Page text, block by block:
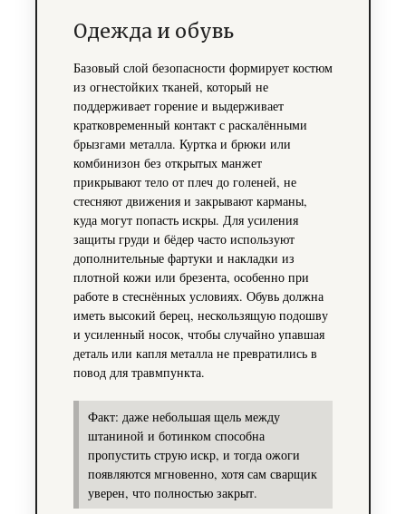
Одежда и обувь
Базовый слой безопасности формирует костюм
из огнестойких тканей, который не
поддерживает горение и выдерживает
кратковременный контакт с раскалёнными
брызгами металла. Куртка и брюки или
комбинизон без открытых манжет
прикрывают тело от плеч до голеней, не
стесняют движения и закрывают карманы,
куда могут попасть искры. Для усиления
защиты груди и бёдер часто используют
дополнительные фартуки и накладки из
плотной кожи или брезента, особенно при
работе в стеснённых условиях. Обувь должна
иметь высокий берец, нескользящую подошву
и усиленный носок, чтобы случайно упавшая
деталь или капля металла не превратились в
повод для травмпункта.
Факт: даже небольшая щель между
штаниной и ботинком способна
пропустить струю искр, и тогда ожоги
появляются мгновенно, хотя сам сварщик
уверен, что полностью закрыт.